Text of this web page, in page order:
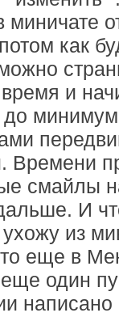
как
время и
до
Времени
смайлы
И
из
то еще в
один